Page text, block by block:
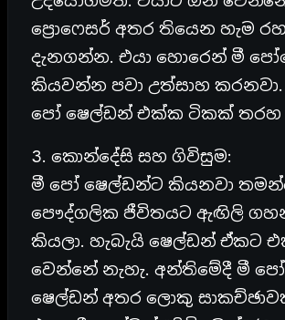
ප්‍රොෆෙසර් අතර තියෙන හැම
දැනගන්න. එයා හොරෙන් මී
කියවන්න පවා උත්සාහ කරනවා.
පෝ ෂෙල්ඩන් එක්ක ටිකක් තරහ
3. කොන්දේසි සහ ගිවිසුම:
මී පෝ ෂෙල්ඩන්ට කියනවා
පෞද්ගලික ජීවිතයට ඇඟිලි
කියලා. හැබැයි ෂෙල්ඩන් ඒකට
වෙන්නේ නැහැ. අන්තිමේදී මී
ෂෙල්ඩන් අතර ලොකු